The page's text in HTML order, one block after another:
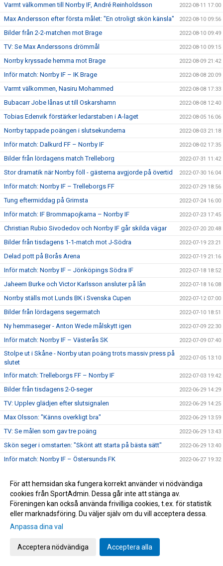
Varmt välkommen till Norrby IF, André Reinholdsson 2022-08-11 17:00
Max Andersson efter första målet: "En otroligt skön känsla" 2022-08-10 09:56
Bilder från 2-2-matchen mot Brage 2022-08-10 09:49
TV: Se Max Anderssons drömmål 2022-08-10 09:15
Norrby kryssade hemma mot Brage 2022-08-09 21:42
Inför match: Norrby IF – IK Brage 2022-08-08 20:09
Varmt välkommen, Nasiru Mohammed 2022-08-08 17:33
Bubacarr Jobe lånas ut till Oskarshamn 2022-08-08 12:40
Tobias Edenvik förstärker ledarstaben i A-laget 2022-08-05 16:06
Norrby tappade poängen i slutsekunderna 2022-08-03 21:18
Inför match: Dalkurd FF – Norrby IF 2022-08-02 17:35
Bilder från lördagens match Trelleborg 2022-07-31 11:42
Stor dramatik när Norrby föll - gästerna avgjorde på övertid 2022-07-30 16:04
Inför match: Norrby IF – Trelleborgs FF 2022-07-29 18:56
Tung eftermiddag på Grimsta 2022-07-24 16:00
Inför match: IF Brommapojkarna – Norrby IF 2022-07-23 17:45
Christian Rubio Sivodedov och Norrby IF går skilda vägar 2022-07-20 20:48
Bilder från tisdagens 1-1-match mot J-Södra 2022-07-19 23:21
Delad pott på Borås Arena 2022-07-19 21:16
Inför match: Norrby IF – Jönköpings Södra IF 2022-07-18 18:52
Jaheem Burke och Victor Karlsson ansluter på lån 2022-07-18 16:08
Norrby ställs mot Lunds BK i Svenska Cupen 2022-07-12 07:00
Bilder från lördagens segermatch 2022-07-10 18:51
Ny hemmaseger - Anton Wede målskytt igen 2022-07-09 22:30
Inför match: Norrby IF – Västerås SK 2022-07-09 07:40
Stolpe ut i Skåne - Norrby utan poäng trots massiv press på
slutet
2022-07-05 13:10
Inför match: Trelleborgs FF – Norrby IF 2022-07-03 19:42
Bilder från tisdagens 2-0-seger 2022-06-29 14:29
TV: Upplev glädjen efter slutsignalen 2022-06-29 14:25
Max Olsson: "Känns overkligt bra" 2022-06-29 13:59
TV: Se målen som gav tre poäng 2022-06-29 13:43
Skön seger i omstarten: "Skönt att starta på bästa sätt" 2022-06-29 13:40
Inför match: Norrby IF – Östersunds FK 2022-06-27 19:32
Nära Norrby S02E05: "#23" 2022-06-17 13:39
Melvin Andersson och Norrby IF går skilda vägar 2022-06-16 17:59
Norrby inledde lägret med ett kryss mot Varberg 2022-06-16 16:56
Anton Cajtoft förlänger med Norrby: "Trivs väldigt bra här"
Bilder från träningsveckan
Inga poäng när Norrby avslutade vårsäsongen
För att hemsidan ska fungera korrekt använder vi nödvändiga
cookies från SportAdmin. Dessa går inte att stänga av.
Föreningen kan också använda frivilliga cookies, t.ex. för statistik
eller marknadsföring. Du väljer själv om du vill acceptera dessa.
Anpassa dina val
Acceptera nödvändiga Acceptera alla